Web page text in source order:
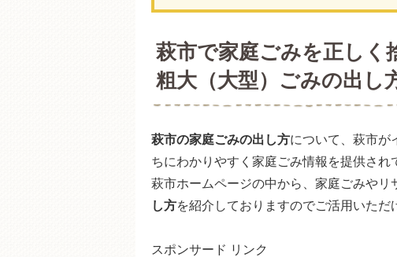
萩市で家庭ごみを正しく
粗大（大型）ごみの出し
萩市の家庭ごみの出し方について、萩市が
ちにわかりやすく家庭ごみ情報を提供され
萩市ホームページの中から、家庭ごみやリ
し方を紹介しておりますのでご活用いただ
スポンサード リンク